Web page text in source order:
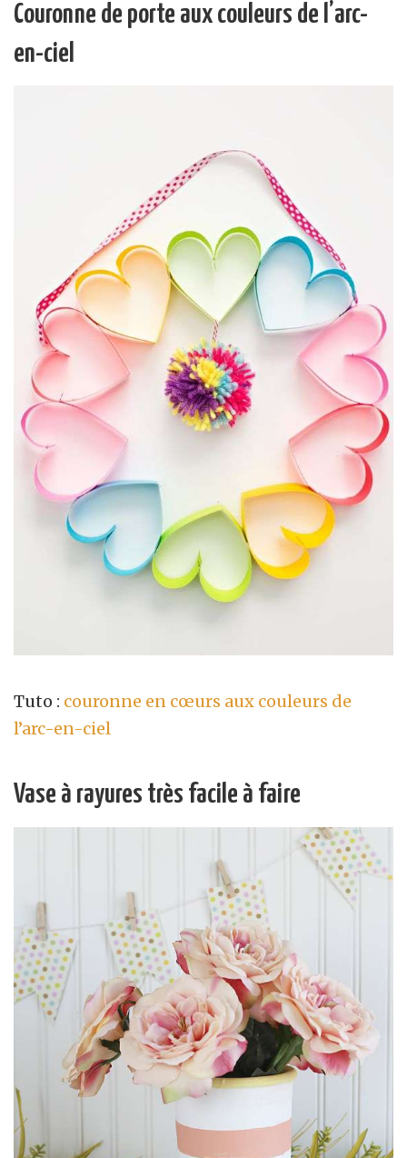
Couronne de porte aux couleurs de l’arc-
en-ciel
Tuto : couronne en cœurs aux couleurs de
l’arc-en-ciel
Vase à rayures très facile à faire